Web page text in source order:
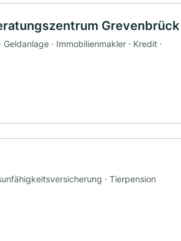
Grevenbrück
· Immobilienmakler · Kredit ·
· Tierpension